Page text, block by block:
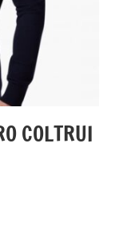
COLTRUI